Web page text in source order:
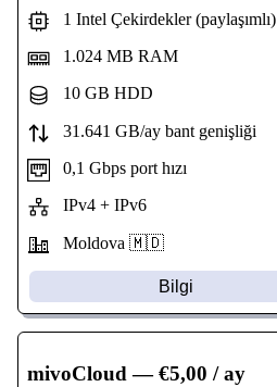
1 Intel Çekirdekler (paylaşımlı)
1.024 MB RAM
10 GB HDD
31.641 GB/ay bant genişliği
0,1 Gbps port hızı
IPv4 + IPv6
Moldova 🇲🇩
Bilgi
mivoCloud — €5,00 / ay